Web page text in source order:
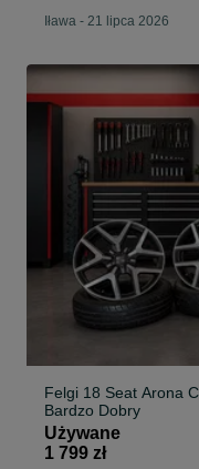
Iława - 21 lipca 2026
Felgi 18 Seat Arona
Bardzo Dobry
Używane
1 799 zł